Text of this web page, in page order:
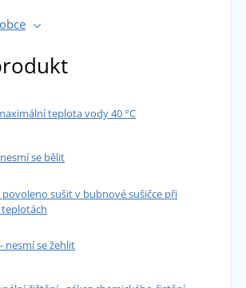
teplota vody 40 °C
se bělit
povoleno sušit v bubnové sušičce při
nesmí se žehlit